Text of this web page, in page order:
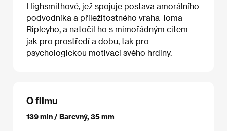
Highsmithové, jež spojuje postava amorálního
podvodníka a příležitostného vraha Toma
Ripleyho, a natočil ho s mimořádným citem
jak pro prostředí a dobu, tak pro
psychologickou motivaci svého hrdiny.
O filmu
139 min / Barevný, 35 mm